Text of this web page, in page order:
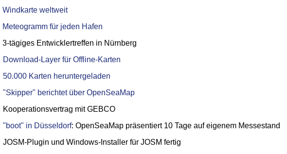
Windkarte weltweit
Meteogramm für jeden Hafen
3-tägiges Entwicklertreffen in Nürnberg
Download-Layer für Offline-Karten
50.000 Karten heruntergeladen
"Skipper" berichtet über OpenSeaMap
Kooperationsvertrag mit GEBCO
"boot" in Düsseldorf: OpenSeaMap präsentiert 10 Tage auf eigenem Messestand
JOSM-Plugin und Windows-Installer für JOSM fertig